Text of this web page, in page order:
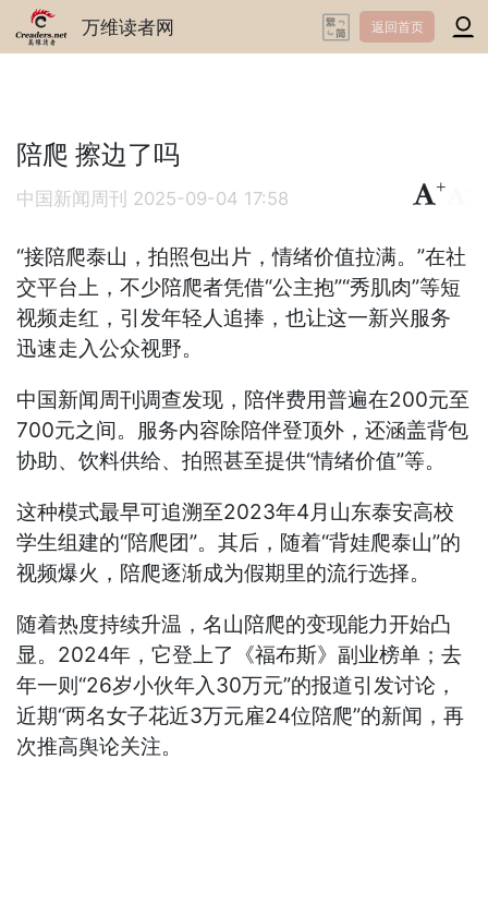
万维读者网 返回首页
陪爬 擦边了吗
中国新闻周刊 2025-09-04 17:58
+
“接陪爬泰山，拍照包出片，情绪价值拉满。”在社
交平台上，不少陪爬者凭借“公主抱”“秀肌肉”等短
视频走红，引发年轻人追捧，也让这一新兴服务
迅速走入公众视野。
中国新闻周刊调查发现，陪伴费用普遍在200元至
700元之间。服务内容除陪伴登顶外，还涵盖背包
协助、饮料供给、拍照甚至提供“情绪价值”等。
这种模式最早可追溯至2023年4月山东泰安高校
学生组建的“陪爬团”。其后，随着“背娃爬泰山”的
视频爆火，陪爬逐渐成为假期里的流行选择。
随着热度持续升温，名山陪爬的变现能力开始凸
显。2024年，它登上了《福布斯》副业榜单；去
年一则“26岁小伙年入30万元”的报道引发讨论，
近期“两名女子花近3万元雇24位陪爬”的新闻，再
次推高舆论关注。